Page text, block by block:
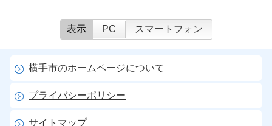
表示 PC スマートフォン
横手市のホームページについて
プライバシーポリシー
サイトマップ